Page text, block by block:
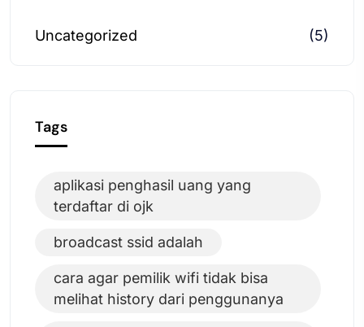
Uncategorized (5)
Tags
aplikasi penghasil uang yang
terdaftar di ojk
broadcast ssid adalah
cara agar pemilik wifi tidak bisa
melihat history dari penggunanya